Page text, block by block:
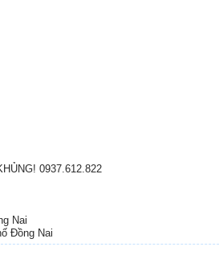
0937.612.822
Nai
Đồng Nai